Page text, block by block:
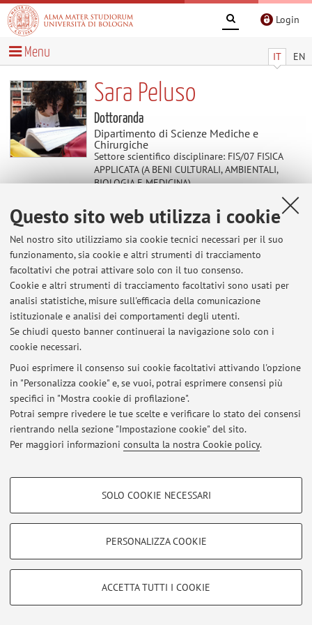
Questo sito web utilizza i cookie
Nel nostro sito utilizziamo sia cookie tecnici necessari per il suo
funzionamento, sia cookie e altri strumenti di tracciamento
facoltativi che potrai attivare solo con il tuo consenso.
Cookie e altri strumenti di tracciamento facoltativi sono usati per
analisi statistiche, misure sull'efficacia della comunicazione
istituzionale e analisi dei comportamenti degli utenti.
Se chiudi questo banner continuerai la navigazione solo con i
cookie necessari.
Puoi esprimere il consenso sui cookie facoltativi attivando l'opzione
in "Personalizza cookie" e, se vuoi, potrai esprimere consensi più
specifici in "Mostra cookie di profilazione".
Potrai sempre rivedere le tue scelte e verificare lo stato dei consensi
rientrando nella sezione "Impostazione cookie" del sito.
Per maggiori informazioni consulta la nostra Cookie policy.
COOKIE DI PROFILAZIONE - FACOLTATIVI
COOKIE TECNICI - NECESSARI
Si tratta di cookie tecnici utilizzati, a titolo esemplificativo, per il corretto
SOLO COOKIE NECESSARI
PERSONALIZZA COOKIE
ACCETTA TUTTI I COOKIE
Login
IT EN
Menu
Sara Peluso
Dottoranda
Dipartimento di Scienze Mediche e
Chirurgiche
Settore scientifico disciplinare: FIS/07 FISICA
APPLICATA (A BENI CULTURALI, AMBIENTALI,
BIOLOGIA E MEDICINA)
Avvisi
Al momento non sono presenti avvisi.
Area riservata
Accedi tramiteloginper gestire tutti i contenuti del sito.
© 2026 - ALMA MATER STUDIORUM - Università di Bologna - Via
Zamboni, 33 - 40126 Bologna - Partita IVA: 01131710376
Privacy| Note legali| Impostazioni Cookie